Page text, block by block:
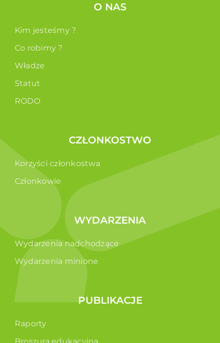
O NAS
Kim jesteśmy ?
Co robimy ?
Władze
Statut
RODO
CZŁONKOSTWO
Korzyści członkostwa
Członkowie
WYDARZENIA
Wydarzenia nadchodzące
Wydarzenia minione
PUBLIKACJE
Raporty
Broszura edukacyjna